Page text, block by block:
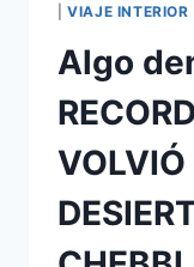
|VIAJE INTERIOR
Algo